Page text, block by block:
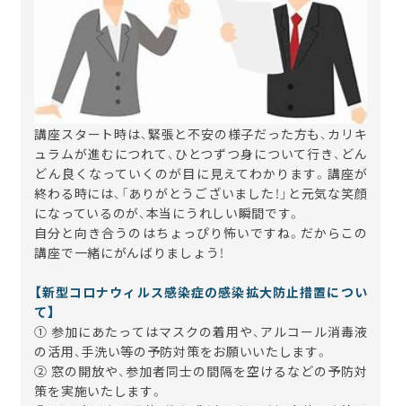
講座スタート時は、緊張と不安の様子だった方も、カリキ
ュラムが進むにつれて、ひとつずつ身について行き、どん
どん良くなっていくのが目に見えてわかります。講座が
終わる時には、「ありがとうございました！」と元気な笑顔
になっているのが、本当にうれしい瞬間です。
自分と向き合うのはちょっぴり怖いですね。だからこの
講座で一緒にがんばりましょう！
【新型コロナウィルス感染症の感染拡大防止措置につい
て】
① 参加にあたってはマスクの着用や、アルコール消毒液
の活用、手洗い等の予防対策をお願いいたします。
② 窓の開放や、参加者同士の間隔を空けるなどの予防対
策を実施いたします。